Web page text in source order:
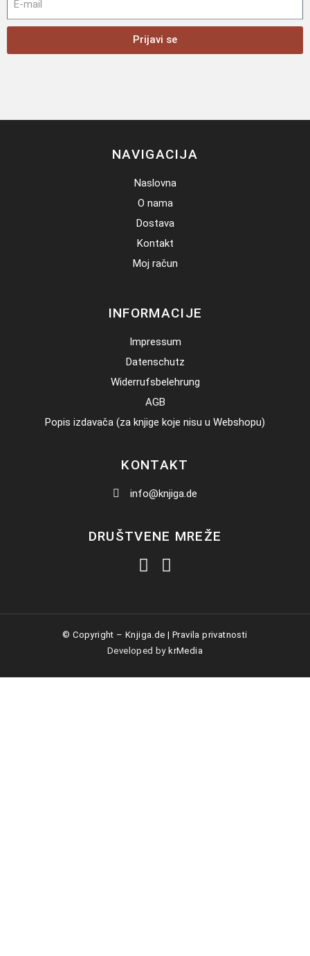
Prijavi se
NAVIGACIJA
Naslovna
O nama
Dostava
Kontakt
Moj račun
INFORMACIJE
Impressum
Datenschutz
Widerrufsbelehrung
AGB
Popis izdavača (za knjige koje nisu u Webshopu)
KONTAKT
info@knjiga.de
DRUŠTVENE MREŽE
© Copyright –Knjiga.de | Pravila privatnosti
Developed by krMedia